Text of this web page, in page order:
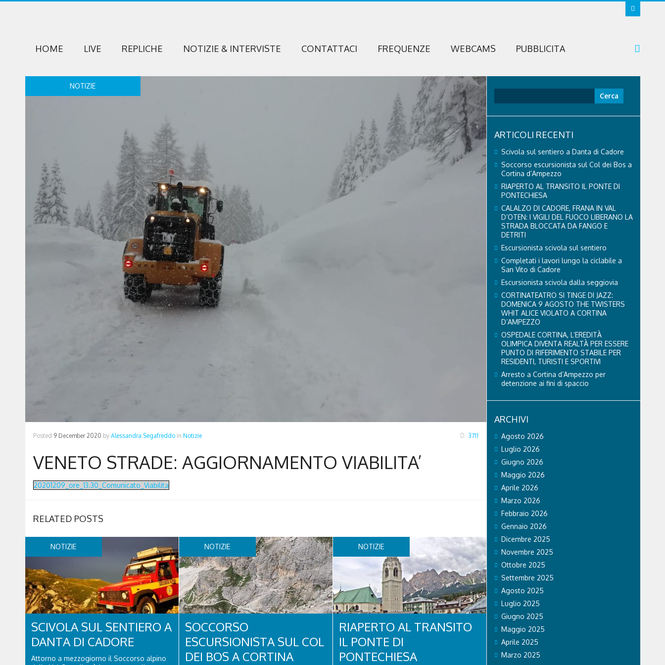
HOME LIVE REPLICHE NOTIZIE & INTERVISTE CONTATTACI FREQUENZE WEBCAMS PUBBLICITA
NOTIZIE
Posted 9 December 2020 by Alessandra Segafreddo in Notizie 3711
VENETO STRADE: AGGIORNAMENTO VIABILITA’
20201209_ore_13.30_Comunicato_Viabilita
RELATED POSTS
NOTIZIE
SCIVOLA SUL SENTIERO A
DANTA DI CADORE
Attorno a mezzogiorno il Soccorso alpino
NOTIZIE
SOCCORSO
ESCURSIONISTA SUL COL
DEI BOS A CORTINA
NOTIZIE
RIAPERTO AL TRANSITO
IL PONTE DI
PONTECHIESA
ARTICOLI RECENTI
Scivola sul sentiero a Danta di Cadore
Soccorso escursionista sul Col dei Bos a
Cortina d’Ampezzo
RIAPERTO AL TRANSITO IL PONTE DI
PONTECHIESA
CALALZO DI CADORE, FRANA IN VAL
D’OTEN: I VIGILI DEL FUOCO LIBERANO LA
STRADA BLOCCATA DA FANGO E
DETRITI
Escursionista scivola sul sentiero
Completati i lavori lungo la ciclabile a
San Vito di Cadore
Escursionista scivola dalla seggiovia
CORTINATEATRO SI TINGE DI JAZZ:
DOMENICA 9 AGOSTO THE TWISTERS
WHIT ALICE VIOLATO A CORTINA
D’AMPEZZO
OSPEDALE CORTINA, L’EREDITÀ
OLIMPICA DIVENTA REALTÀ PER ESSERE
PUNTO DI RIFERIMENTO STABILE PER
RESIDENTI, TURISTI E SPORTIVI
Arresto a Cortina d’Ampezzo per
detenzione ai fini di spaccio
ARCHIVI
Agosto 2026
Luglio 2026
Giugno 2026
Maggio 2026
Aprile 2026
Marzo 2026
Febbraio 2026
Gennaio 2026
Dicembre 2025
Novembre 2025
Ottobre 2025
Settembre 2025
Agosto 2025
Luglio 2025
Giugno 2025
Maggio 2025
Aprile 2025
Marzo 2025